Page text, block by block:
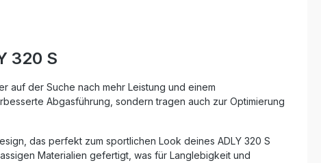
320 S
auf der Suche nach mehr Leistung und einem
Abgasführung, sondern tragen auch zur Optimierung
das perfekt zum sportlichen Look deines ADLY 320 S
Materialien gefertigt, was für Langlebigkeit und